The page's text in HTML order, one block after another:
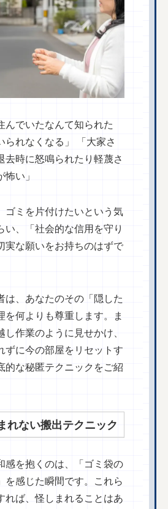
んでいたなんて知られた
られなくなる」 「大家さ
去時に怒鳴られたり軽蔑さ
怖い」
ゴミを片付けたいという気
い、「社会的な信用を守り
実な願いをお持ちのはずで
は、あなたのその「隠した
を何よりも尊重します。ま
し作業のように見せかけ、
ずに今の部屋をリセットす
的な秘匿テクニックをご紹
れない搬出テクニック
感を抱くのは、「ゴミ袋の
を感じた瞬間です。これら
れば、怪しまれることはあ